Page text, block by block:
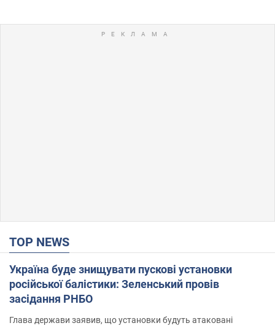
TOP NEWS
Україна буде знищувати пускові установки
російської балістики: Зеленський провів
засідання РНБО
Глава держави заявив, що установки будуть атаковані